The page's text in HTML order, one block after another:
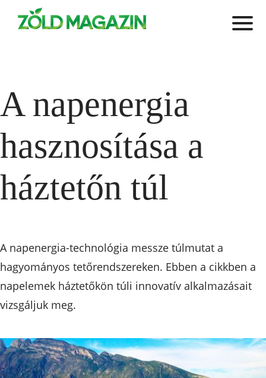
A napenergia
hasznosítása a
háztetőn túl
A napenergia-technológia messze túlmutat a
hagyományos tetőrendszereken. Ebben a cikkben a
napelemek háztetőkön túli innovatív alkalmazásait
vizsgáljuk meg.